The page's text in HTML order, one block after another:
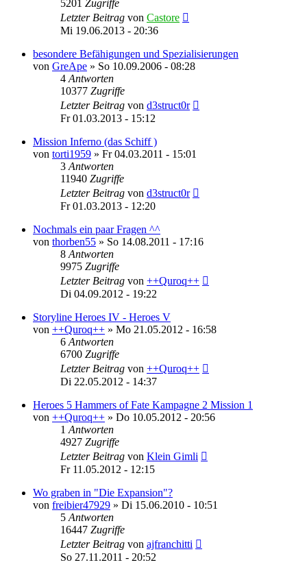
5201 Zugriffe
Letzter Beitrag von Castore
Mi 19.06.2013 - 20:36
besondere Befähigungen und Spezialisierungen
von GreApe » So 10.09.2006 - 08:28
4 Antworten
10377 Zugriffe
Letzter Beitrag von d3struct0r
Fr 01.03.2013 - 15:12
Mission Inferno (das Schiff )
von torti1959 » Fr 04.03.2011 - 15:01
3 Antworten
11940 Zugriffe
Letzter Beitrag von d3struct0r
Fr 01.03.2013 - 12:20
Nochmals ein paar Fragen ^^
von thorben55 » So 14.08.2011 - 17:16
8 Antworten
9975 Zugriffe
Letzter Beitrag von ++Quroq++
Di 04.09.2012 - 19:22
Storyline Heroes IV - Heroes V
von ++Quroq++ » Mo 21.05.2012 - 16:58
6 Antworten
6700 Zugriffe
Letzter Beitrag von ++Quroq++
Di 22.05.2012 - 14:37
Heroes 5 Hammers of Fate Kampagne 2 Mission 1
von ++Quroq++ » Do 10.05.2012 - 20:56
1 Antworten
4927 Zugriffe
Letzter Beitrag von Klein Gimli
Fr 11.05.2012 - 12:15
Wo graben in "Die Expansion"?
von freibier47929 » Di 15.06.2010 - 10:51
5 Antworten
16447 Zugriffe
Letzter Beitrag von ajfranchitti
So 27.11.2011 - 20:52